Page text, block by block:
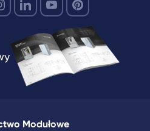
Modułowe